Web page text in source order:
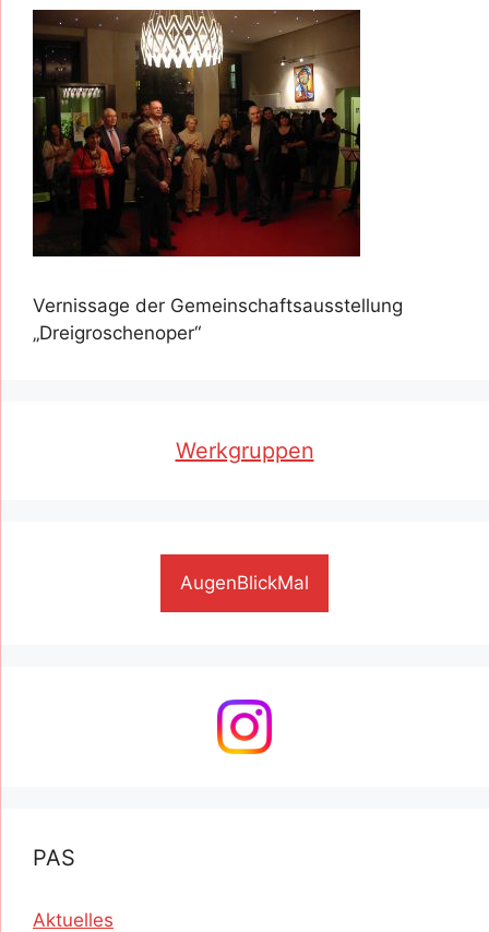
Vernissage der Gemeinschaftsausstellung
„Dreigroschenoper“
Werkgruppen
AugenBlickMal
PAS
Aktuelles